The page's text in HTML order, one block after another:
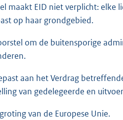
maakt EID niet verplicht: elke
op haar grondgebied.
om de buitensporige
aan het Verdrag
van gedelegeerde en
van de Europese Unie.